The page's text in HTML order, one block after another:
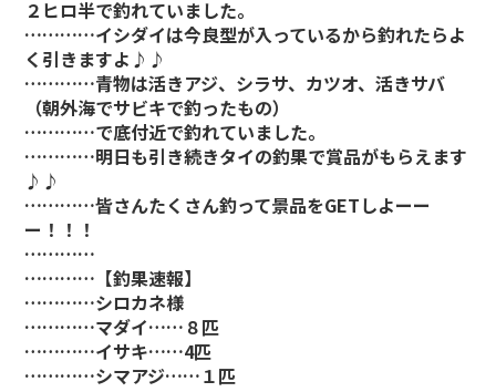
２ヒロ半で釣れていました。
…………イシダイは今良型が入っているから釣れたらよ
く引きますよ♪♪
…………青物は活きアジ、シラサ、カツオ、活きサバ
（朝外海でサビキで釣ったもの）
…………で底付近で釣れていました。
…………明日も引き続きタイの釣果で賞品がもらえます
♪♪
…………皆さんたくさん釣って景品をGETしよーー
ー！！！
…………
…………【釣果速報】
…………シロカネ様
…………マダイ……８匹
…………イサキ……4匹
…………シマアジ……１匹